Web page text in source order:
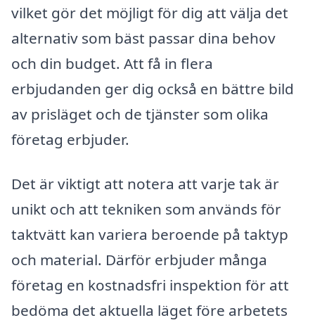
vilket gör det möjligt för dig att välja det
alternativ som bäst passar dina behov
och din budget. Att få in flera
erbjudanden ger dig också en bättre bild
av prisläget och de tjänster som olika
företag erbjuder.
Det är viktigt att notera att varje tak är
unikt och att tekniken som används för
taktvätt kan variera beroende på taktyp
och material. Därför erbjuder många
företag en kostnadsfri inspektion för att
bedöma det aktuella läget före arbetets